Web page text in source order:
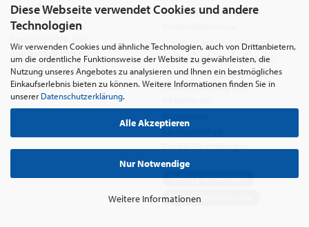
Diese Webseite verwendet Cookies und andere
Technologien
Wir verwenden Cookies und ähnliche Technologien, auch von Drittanbietern,
um die ordentliche Funktionsweise der Website zu gewährleisten, die
Nutzung unseres Angebotes zu analysieren und Ihnen ein bestmögliches
Einkaufserlebnis bieten zu können. Weitere Informationen finden Sie in
unserer Datenschutzerklärung.
Alle Akzeptieren
Nur Notwendige
Weitere Informationen
Deutschland
Tel.:0621 8779-555
anfrage@seyffer.shop
www.seyffer-gmbh.de
Widerrufsrecht & Muster-
Privatsphäre und Datenschutz
Batterie- & Recyclinghinweis
Abfallvermeidung und
Bewirtschaftung von
Cookie Einstellungen
Vertrag widerrufen
Widerrufsbelehrung